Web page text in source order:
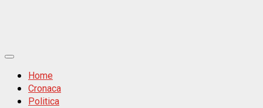
Primäres
MenüHome
Cronaca
Politica